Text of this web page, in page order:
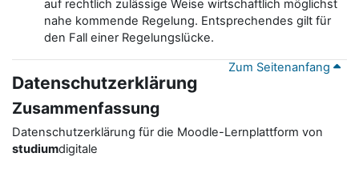
auf rechtlich zulässige Weise wirtschaftlich möglichst
nahe kommende Regelung. Entsprechendes gilt für
den Fall einer Regelungslücke.
Zum Seitenanfang
Datenschutzerklärung
Zusammenfassung
Datenschutzerklärung für die Moodle-Lernplattform von
studiumdigitale